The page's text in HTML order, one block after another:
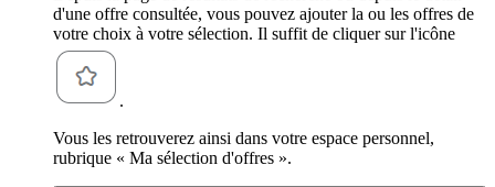
d'une offre consultée, vous pouvez ajouter la ou les offres de
votre choix à votre sélection. Il suffit de cliquer sur l'icône
.
Vous les retrouverez ainsi dans votre espace personnel,
rubrique « Ma sélection d'offres ».